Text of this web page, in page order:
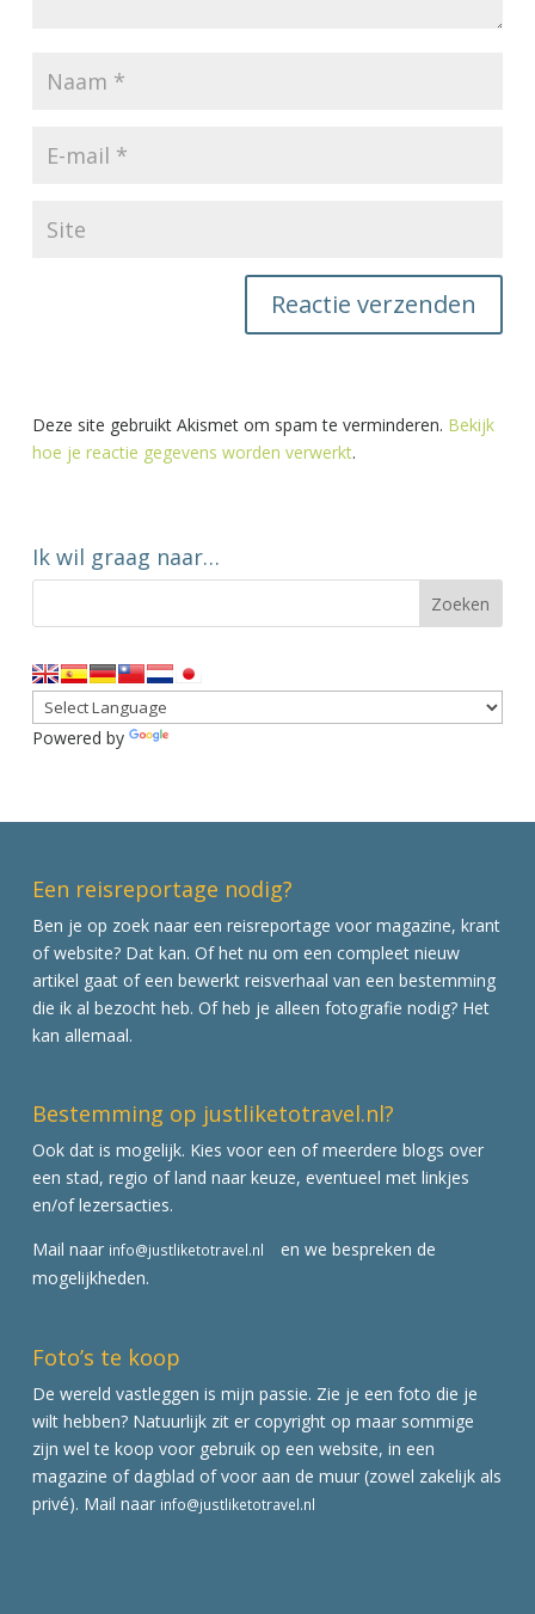
Deze site gebruikt Akismet om spam te verminderen. Bekijk
hoe je reactie gegevens worden verwerkt.
Ik wil graag naar…
Powered by
Een reisreportage nodig?
Ben je op zoek naar een reisreportage voor magazine, krant
of website? Dat kan. Of het nu om een compleet nieuw
artikel gaat of een bewerkt reisverhaal van een bestemming
die ik al bezocht heb. Of heb je alleen fotografie nodig? Het
kan allemaal.
Bestemming op justliketotravel.nl?
Ook dat is mogelijk. Kies voor een of meerdere blogs over
een stad, regio of land naar keuze, eventueel met linkjes
en/of lezersacties.
Mail naar info@justliketotravel.nl
en we bespreken de
mogelijkheden.
Foto’s te koop
De wereld vastleggen is mijn passie. Zie je een foto die je
wilt hebben? Natuurlijk zit er copyright op maar sommige
zijn wel te koop voor gebruik op een website, in een
magazine of dagblad of voor aan de muur (zowel zakelijk als
privé). Mail naar info@justliketotravel.nl